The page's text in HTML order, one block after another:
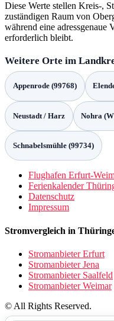
Diese Werte stellen Kreis-,
zuständigen Raum von
während eine adressgenaue
erforderlich bleibt.
Weitere Orte im
Appenrode (99768)
Neustadt / Harz Nohra
Schnabelsmühle (99734)
Flughafen Erfurt-
Ferienkalender
Datenschutz
Impressum
Stromvergleich in
Stromanbieter Erfurt
Stromanbieter Jena
Stromanbieter Saalfeld
Stromanbieter Weimar
© All Rights Reserved.